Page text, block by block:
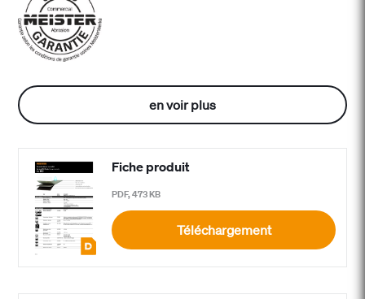
en voir plus
Fiche produit
PDF, 473 KB
Téléchargement